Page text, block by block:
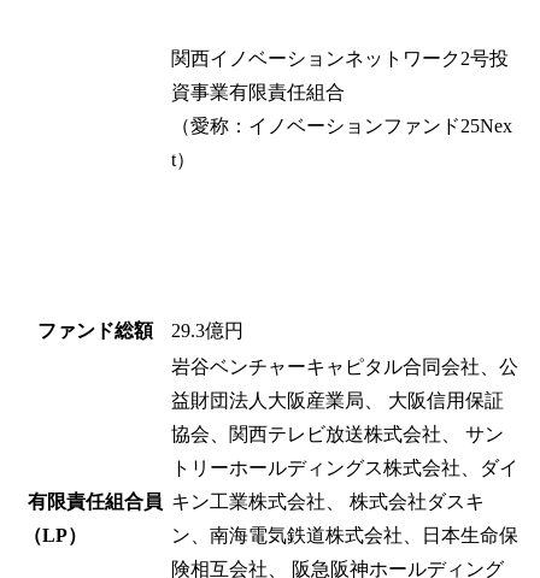
関西イノベーションネットワーク2号投
資事業有限責任組合
（愛称：イノベーションファンド25Nex
t）
ファンド総額 29.3億円
有限責任組合員
（LP）
岩谷ベンチャーキャピタル合同会社、公
益財団法人大阪産業局、 大阪信用保証
協会、関西テレビ放送株式会社、 サン
トリーホールディングス株式会社、ダイ
キン工業株式会社、 株式会社ダスキ
ン、南海電気鉄道株式会社、日本生命保
険相互会社、 阪急阪神ホールディング